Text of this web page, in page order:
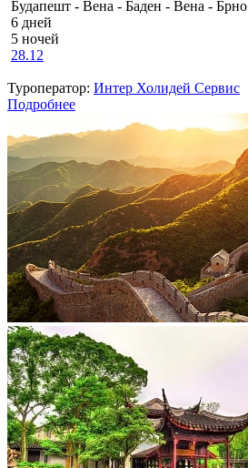
Будапешт - Вена - Баден - Вена - Брно
6 дней
5 ночей
28.12
Туроператор: Интер Холидей Сервис
Подробнее